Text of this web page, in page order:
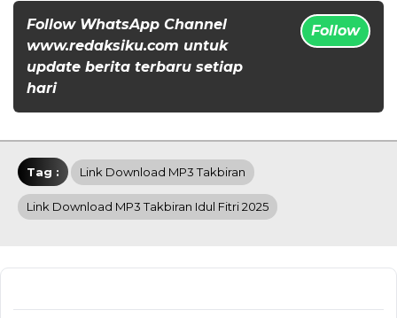
Follow WhatsApp Channel
www.redaksiku.com untuk
update berita terbaru setiap
hari
Follow
Tag : Link Download MP3 Takbiran
Link Download MP3 Takbiran Idul Fitri 2025